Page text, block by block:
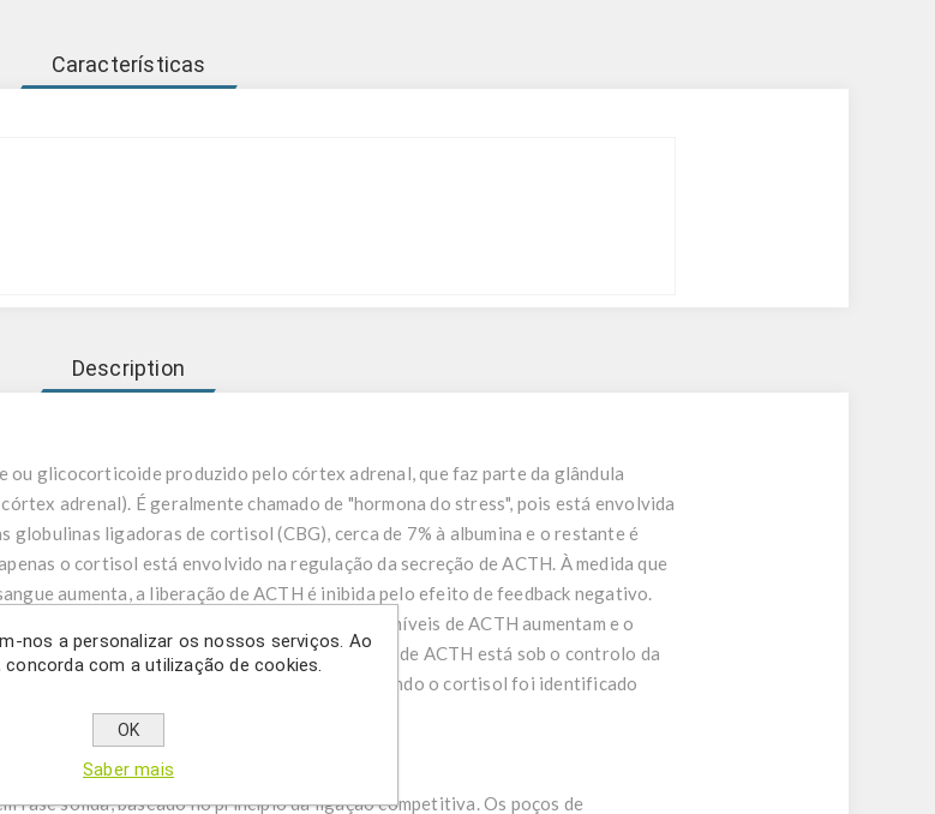
Características
Description
glicocorticoide produzido pelo córtex adrenal, que faz parte da glândula
adrenal). É geralmente chamado de "hormona do stress", pois está envolvida
ligadoras de cortisol (CBG), cerca de 7% à albumina e o restante é
o cortisol está envolvido na regulação da secreção de ACTH. À medida que
aumenta, a liberação de ACTH é inibida pelo efeito de feedback negativo.
do normal, o feedback negativo diminui, os níveis de ACTH aumentam e o
normais sejam restaurados. A liberação de ACTH está sob o controlo da
o sistema de feedback negativo envolvendo o cortisol foi identificado
fase sólida, baseado no princípio da ligação competitiva. Os poços de
nos a personalizar os nossos serviços. Ao
concorda com a utilização de cookies.
OK
Saber mais